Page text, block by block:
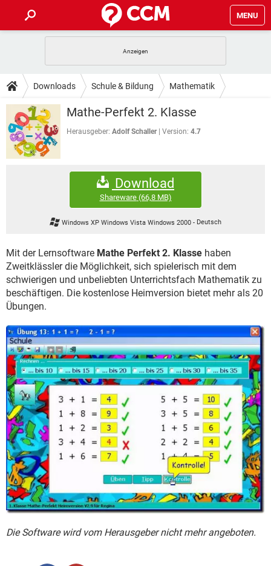
MENU
ANDROID IOS
WINDOWS 10 INSTAGRAM
WHATSAPP TIKTOK
FACEBOOK
TIPPS & TRICKS
SPIELE STREAMING
ANDROID
WINDOWS 10
HARDWARE
DOWNLOADS
SPIELE STREAMING
ANDROID
INSTAGRAM
TIKTOK
FORUM
IOS
INSTAGRAM
WHATSAPP TIKTOK
STREAMING
WHATSAPP TIKTOK
FACEBOOK HARDWARE
Downloads Schule & Bildung Mathematik
Mathe-Perfekt 2. Klasse
Herausgeber: Adolf Schaller Version: 4.7
Download
Shareware(66,8 MB)
Windows XP Windows Vista Windows 2000- Deutsch
Mit der Lernsoftware Mathe Perfekt 2. Klasse haben
Zweitklässler die Möglichkeit, sich spielerisch mit dem
schwierigen und unbeliebten Unterrichtsfach Mathematik zu
beschäftigen. Die kostenlose Heimversion bietet mehr als 20
Übungen.
Die Software wird vom Herausgeber nicht mehr angeboten.